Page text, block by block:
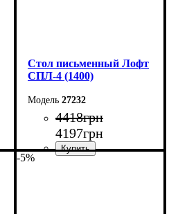
Стол письменный Лофт
СПЛ-4 (1400)
27232
4418грн
4197грн
-5%